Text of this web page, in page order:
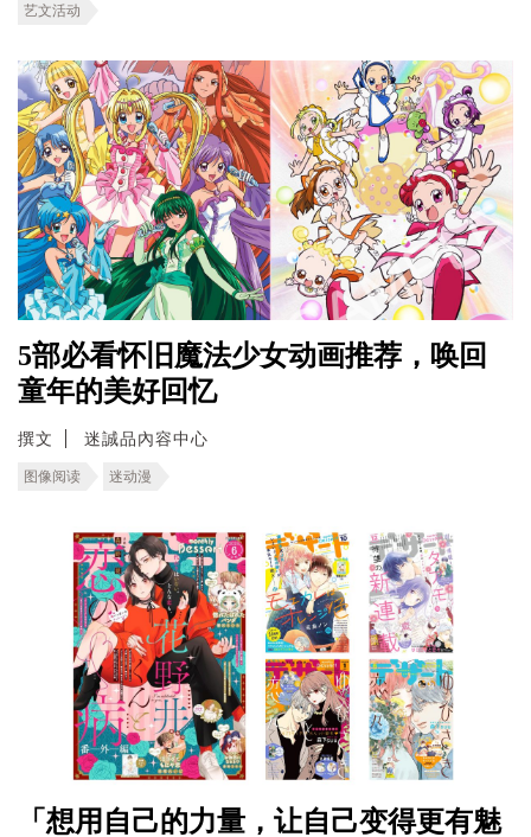
艺文活动
5部必看怀旧魔法少女动画推荐，唤回
童年的美好回忆
撰文 迷誠品內容中心
图像阅读 迷动漫
「想用自己的力量，让自己变得更有魅